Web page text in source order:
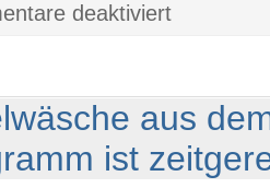
deaktiviertGünstige
aus
ist